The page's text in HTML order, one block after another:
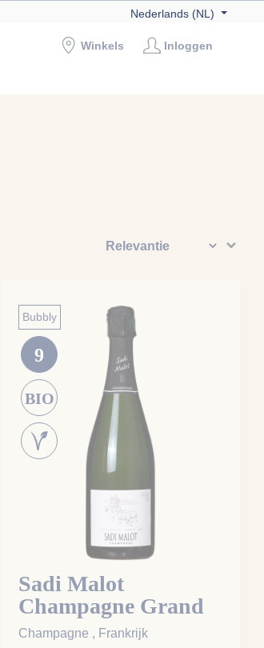
Nederlands (NL)
Winkels Inloggen
Bubbly
9
BIO
Sadi Malot
Champagne Grand
Cru Les 2 Cepages
Champagne , Frankrijk